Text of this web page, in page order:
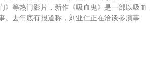
》等热门影片，新作《吸血鬼》是一部以吸血
。去年底有报道称，刘亚仁正在洽谈参演事